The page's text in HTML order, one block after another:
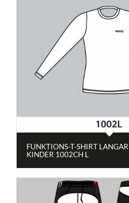
FUNKTIONS-T-SHIRT
KINDER 1002CH L